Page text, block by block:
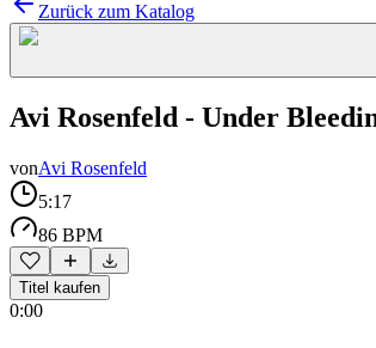
Zurück zum Katalog
Avi Rosenfeld - Under
vonAvi Rosenfeld
5:17
86 BPM
Titel kaufen
0:00